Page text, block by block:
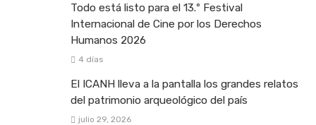
Todo está listo para el 13.º Festival
Internacional de Cine por los Derechos
Humanos 2026
4 días
El ICANH lleva a la pantalla los grandes relatos
del patrimonio arqueológico del país
julio 29, 2026